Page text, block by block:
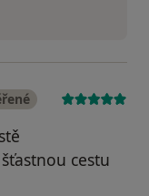
cestu